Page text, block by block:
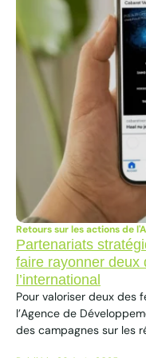
Partenariats
faire rayonner deux
l’international
Retours sur les actions de
Pour valoriser deux des
l’Agence de
des campagnes sur les